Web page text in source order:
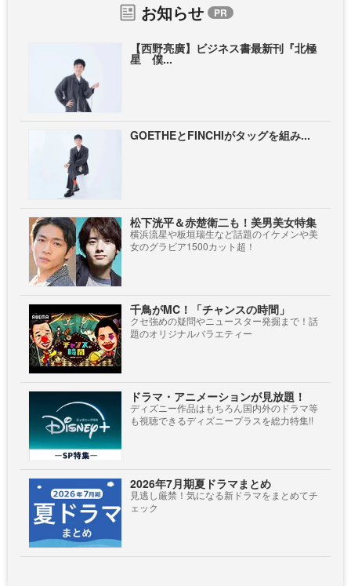
お知らせ
【西野亮廣】ビジネス書最新刊『北極
星 僕...
GOETHEとFINCHIがタッグを組み...
松下洸平＆赤楚衛二も！美男美女特集
横浜流星や板垣瑞生など話題のイケメンや美
女のグラビア1500カット超！
千鳥がMC！「チャンスの時間」
クセ強めの疑問やニュースター発掘まで！話
題のオリジナルバラエティー
ドラマ・アニメーションが見放題！
ディズニー作品はもちろん国内外のドラマ等
も視聴できるディズニープラスを総力特集!!
2026年7月期夏ドラマまとめ
見逃し厳禁！気になる新ドラマをまとめてチ
ェック